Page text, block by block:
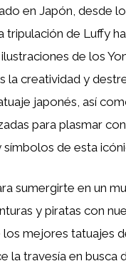
en Japón, desde
tripulación de Luffy
de los
la creatividad y
japonés, así
para plasmar
de esta
sumergirte en un
y piratas con
mejores tatuajes
la travesía en busca